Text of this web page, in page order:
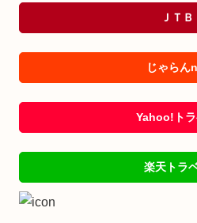
ＪＴＢ
じゃらん
Yahoo!ト
楽天トラ